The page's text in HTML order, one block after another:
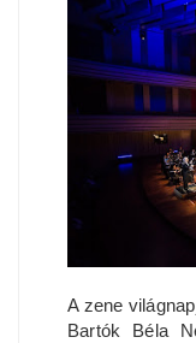
A zene
Bartók Béla